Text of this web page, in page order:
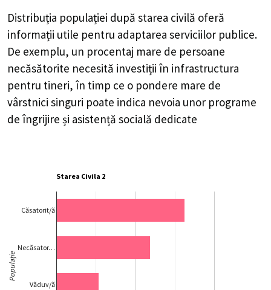
Distribuția populației după starea civilă oferă
informații utile pentru adaptarea serviciilor publice.
De exemplu, un procentaj mare de persoane
necăsătorite necesită investiții în infrastructura
pentru tineri, în timp ce o pondere mare de
vârstnici singuri poate indica nevoia unor programe
de îngrijire și asistență socială dedicate
Starea Civila 2
Căsatorit/ă
Necăsator…
Văduv/ă
Populație